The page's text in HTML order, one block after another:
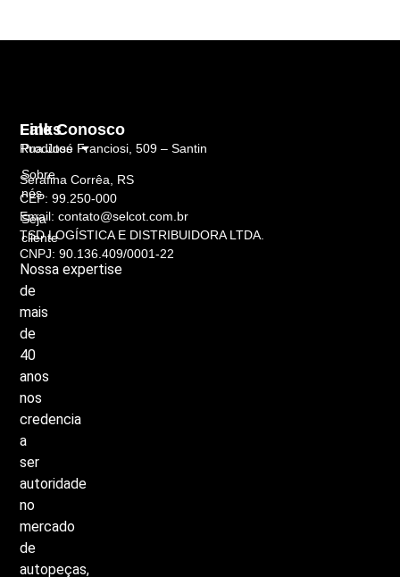
Nossaexpertise
de
mais
de
40
anos
nos
credencia
a
ser
autoridade
no
mercado
de
autopeças,
Links
Produtos
Sobre
nós
Seja
cliente
Fale Conosco
Rua José Franciosi, 509 – Santin
Serafina Corrêa, RS
CEP: 99.250-000
Email: contato@selcot.com.br
TSD LOGÍSTICA E DISTRIBUIDORA LTDA.
CNPJ: 90.136.409/0001-22